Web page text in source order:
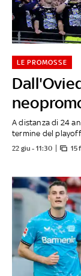
LE PROMOSSE
A distanza di 24
termine del playoff
22 giu - 11:30 15